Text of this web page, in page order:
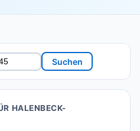
Suchen
HALENBECK-